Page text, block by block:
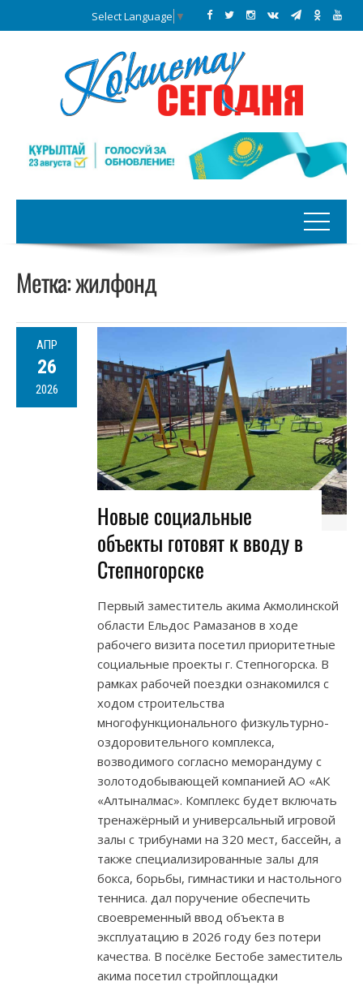
Select Language ▼
Метка:жилфонд
АПР
26
2026
Новые социальные
объекты готовят к вводу в
Степногорске
Первый заместитель акима Акмолинской
области Ельдос Рамазанов в ходе
рабочего визита посетил приоритетные
социальные проекты г. Степногорска. В
рамках рабочей поездки ознакомился с
ходом строительства
многофункционального физкультурно-
оздоровительного комплекса,
возводимого согласно меморандуму с
золотодобывающей компанией АО «АК
«Алтыналмас». Комплекс будет включать
тренажёрный и универсальный игровой
залы с трибунами на 320 мест, бассейн, а
также специализированные залы для
бокса, борьбы, гимнастики и настольного
тенниса. дал поручение обеспечить
своевременный ввод объекта в
эксплуатацию в 2026 году без потери
качества. В посёлке Бестобе заместитель
акима посетил стройплощадки